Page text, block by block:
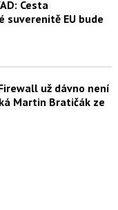
Cesta
suverenitě EU bude
už dávno není
Martin Bratičák ze